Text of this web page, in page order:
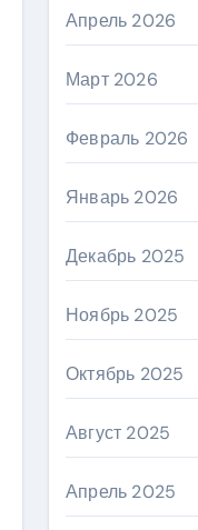
Апрель 2026
Март 2026
Февраль 2026
Январь 2026
Декабрь 2025
Ноябрь 2025
Октябрь 2025
Август 2025
Апрель 2025